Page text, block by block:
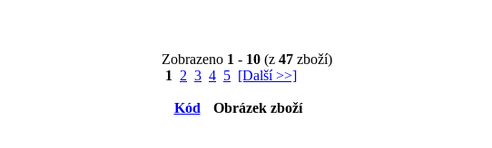
Zobrazeno 1 - 10 (z 47 zboží)
1
2 3 4 5 [Další >>]
Kód Obrázek zboží